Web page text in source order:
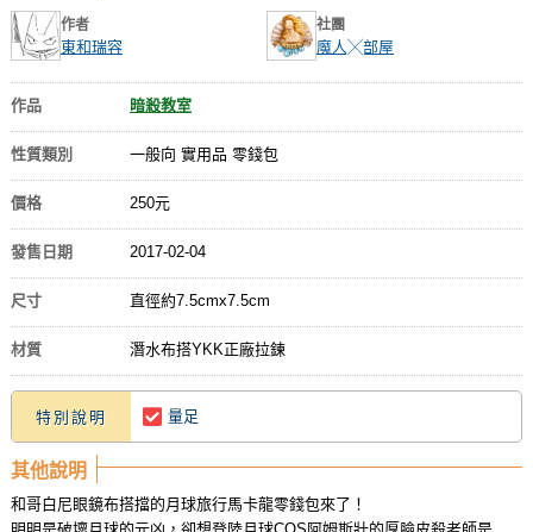
作者
東和瑞容
社團
魔人╳部屋
作品 暗殺教室
性質類別 一般向 實用品 零錢包
價格 250元
發售日期 2017-02-04
尺寸 直徑約7.5cmx7.5cm
材質 潛水布搭YKK正廠拉鍊
特別說明 量足
其他說明
和哥白尼眼鏡布搭擋的月球旅行馬卡龍零錢包來了！